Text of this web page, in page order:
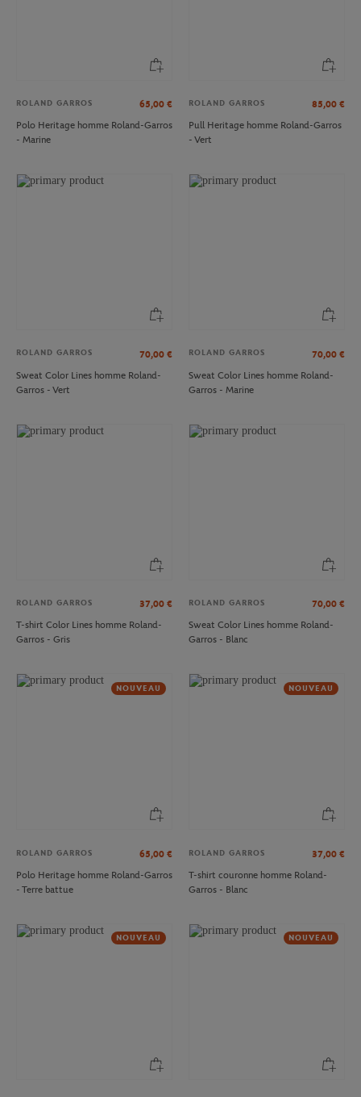
ROLAND GARROS 65,00 €
Polo Heritage homme Roland-Garros
- Marine
ROLAND GARROS 85,00 €
Pull Heritage homme Roland-Garros
- Vert
ROLAND GARROS 70,00 €
Sweat Color Lines homme Roland-
Garros - Vert
ROLAND GARROS 70,00 €
Sweat Color Lines homme Roland-
Garros - Marine
ROLAND GARROS 37,00 €
T-shirt Color Lines homme Roland-
Garros - Gris
ROLAND GARROS 70,00 €
Sweat Color Lines homme Roland-
Garros - Blanc
NOUVEAU
ROLAND GARROS 65,00 €
Polo Heritage homme Roland-Garros
- Terre battue
NOUVEAU
ROLAND GARROS 37,00 €
T-shirt couronne homme Roland-
Garros - Blanc
NOUVEAU NOUVEAU